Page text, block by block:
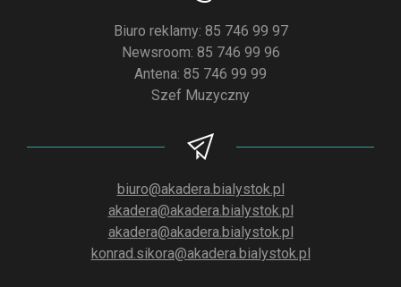
Biuro reklamy: 85 746 99 97
Newsroom: 85 746 99 96
Antena: 85 746 99 99
Szef Muzyczny
biuro@akadera.bialystok.pl
akadera@akadera.bialystok.pl
akadera@akadera.bialystok.pl
konrad.sikora@akadera.bialystok.pl